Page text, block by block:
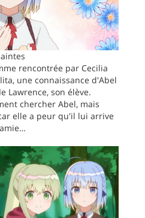
rencontrée par Cecilia
une connaissance d'Abel
Lawrence, son élève.
chercher Abel, mais
elle a peur qu'il lui arrive